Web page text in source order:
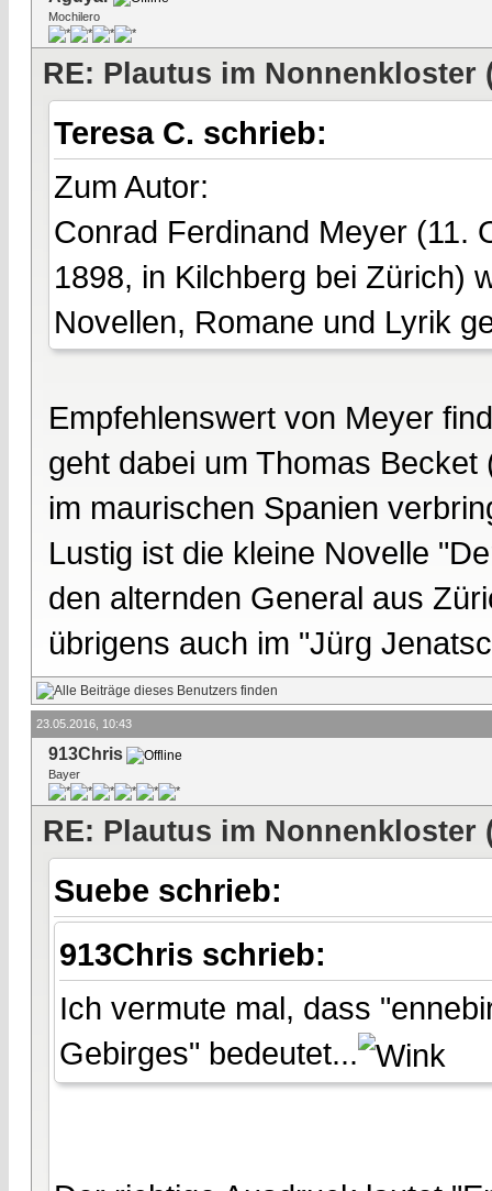
Mochilero
RE: Plautus im Nonnenkloster
Teresa C. schrieb:
Zum Autor:
Conrad Ferdinand Meyer (11.
1898, in Kilchberg bei Zürich)
Novellen, Romane und Lyrik
Empfehlenswert von Meyer
geht dabei um Thomas
im maurischen Spanien
Lustig ist die kleine Novelle
den alternden General aus
übrigens auch im "Jürg
23.05.2016, 10:43
913Chris
Bayer
RE: Plautus im Nonnenkloster
Suebe schrieb:
913Chris schrieb:
Ich vermute mal, dass
Gebirges" bedeutet...